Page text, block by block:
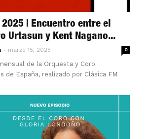
2025 | Encuentro entre el
Urtasun y Kent Nagano...
- marzo 15, 2025 0
de la Orquesta y Coro
de España, realizado por Clásica FM